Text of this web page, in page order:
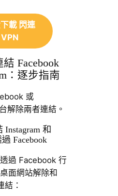
載 閃連
VPN
Facebook
：逐步指南
或
解除兩者連結。
Instagram 和
Facebook
過 Facebook 行
面網站解除和
結：